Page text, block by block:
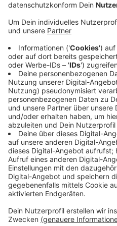
einer Gaststätte in
bemerkte der Eitorfer,
Veröffentlicht:Mittwoch,
Anzeige
Seitdem ist der unbekannte
Verhandlungspartner
jetzt auf richterlichen
Mannes veröffentlicht und
Suche. Wer etwas zu dem
Aufenthaltsort sagen
Kreispolizei.CM
Anzeige